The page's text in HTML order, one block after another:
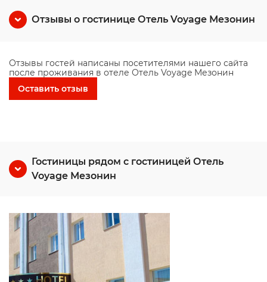
Отзывы о гостинице Отель Voyage Мезонин
Отзывы гостей написаны посетителями нашего сайта
после проживания в отеле Отель Voyage Мезонин
Оставить отзыв
Гостиницы рядом с гостиницей Отель
Voyage Мезонин